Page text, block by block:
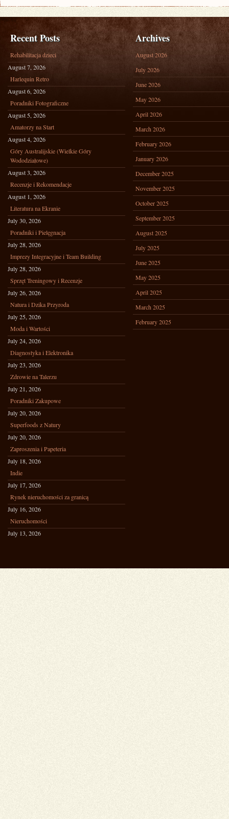
Recent Posts
Rehabilitacja dzieci
August 7, 2026
Harlequin Retro
August 6, 2026
Poradniki Fotograficzne
August 5, 2026
Amatorzy na Start
August 4, 2026
Góry Australijskie (Wielkie Góry
Wododziałowe)
August 3, 2026
Recenzje i Rekomendacje
August 1, 2026
Literatura na Ekranie
July 30, 2026
Poradniki i Pielęgnacja
July 28, 2026
Imprezy Integracyjne i Team Building
July 28, 2026
Sprzęt Treningowy i Recenzje
July 26, 2026
Natura i Dzika Przyroda
July 25, 2026
Moda i Wartości
July 24, 2026
Diagnostyka i Elektronika
July 23, 2026
Zdrowie na Talerzu
July 21, 2026
Poradniki Zakupowe
July 20, 2026
Superfoods z Natury
July 20, 2026
Zaproszenia i Papeteria
July 18, 2026
Indie
July 17, 2026
Rynek nieruchomości za granicą
July 16, 2026
Nieruchomości
July 13, 2026
Archives
August 2026
July 2026
June 2026
May 2026
April 2026
March 2026
February 2026
January 2026
December 2025
November 2025
October 2025
September 2025
August 2025
July 2025
June 2025
May 2025
April 2025
March 2025
February 2025